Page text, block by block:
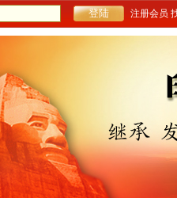
注册会员